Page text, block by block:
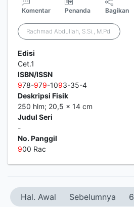
Komentar Penanda Bagikan
Rachmad Abdullah, S.Si., M.Pd.
Edisi
Cet.1
ISBN/ISSN
978-979-1093-35-4
Deskripsi Fisik
250 hlm; 20,5 x 14 cm
Judul Seri
-
No. Panggil
900 Rac
Hal. Awal Sebelumnya 6